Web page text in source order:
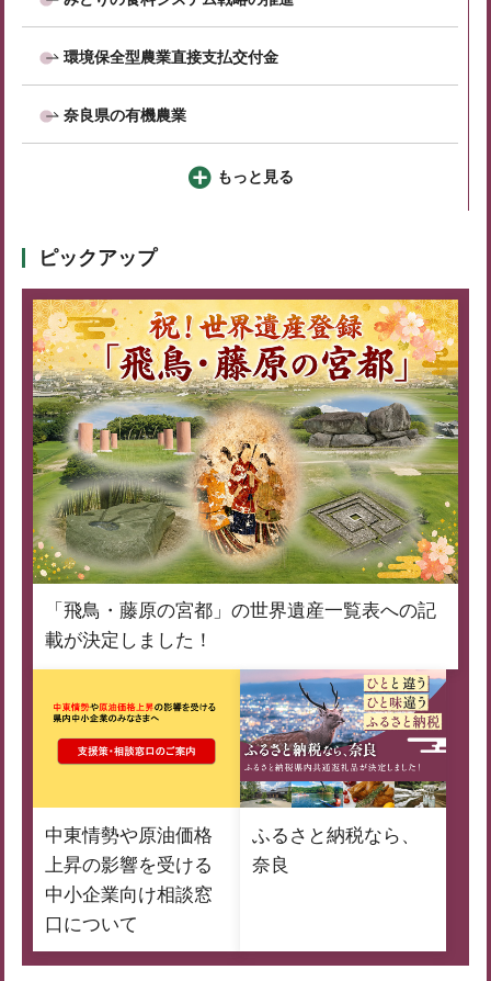
環境保全型農業直接支払交付金
奈良県の有機農業
もっと見る
ピックアップ
「飛鳥・藤原の宮都」の世界遺産一覧表への記
載が決定しました！
中東情勢や原油価格
上昇の影響を受ける
中小企業向け相談窓
口について
ふるさと納税なら、
奈良